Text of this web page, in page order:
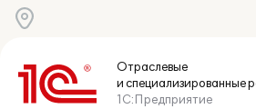
Отраслевые
и специализированные
1С:Предприятие